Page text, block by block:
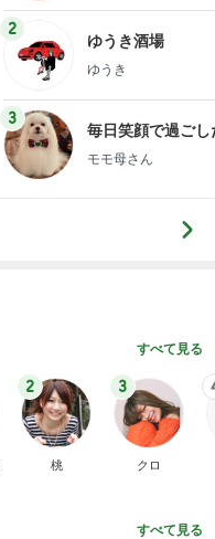
2
ゆうき酒場
ゆうき
3
毎日笑顔で過ごし
モモ母さん
すべて見る
2
桃
3
クロ
すべて見る